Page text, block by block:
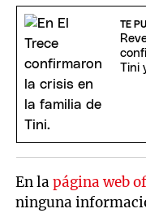
TE
Tini
En lapágina web
ninguna